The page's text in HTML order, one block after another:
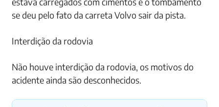
se deu pelo fato da carreta Volvo sair da pista.
Interdição da rodovia
Não houve interdição da rodovia, os motivos do
acidente ainda são desconhecidos.